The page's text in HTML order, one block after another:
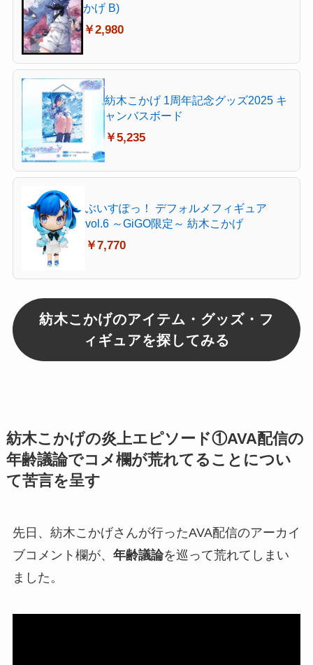
かげ B)
￥2,980
紡木こかげ 1周年記念グッズ2025 キ
ャンバスボード
￥5,235
ぶいすぽっ！ デフォルメフィギュア
vol.6 ～GiGO限定～ 紡木こかげ
￥7,770
紡木こかげのアイテム・グッズ・フ
ィギュアを探してみる
紡木こかげの炎上エピソード①AVA配信の
年齢議論でコメ欄が荒れてることについ
て苦言を呈す
先日、紡木こかげさんが行ったAVA配信のアーカイ
ブコメント欄が、 年齢議論を巡って荒れてしまい
ました。